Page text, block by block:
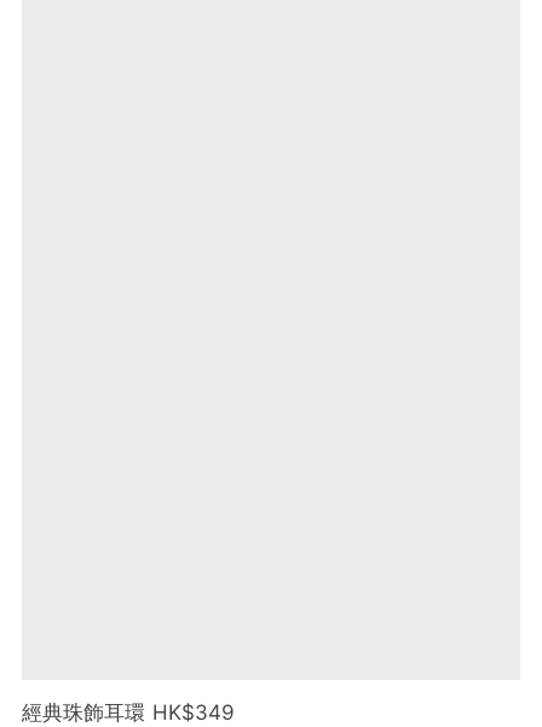
經典珠飾耳環 HK$349